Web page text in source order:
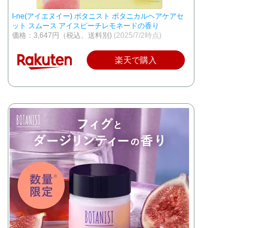
I-ne(アイエヌイー) ボタニスト ボタニカルヘアケアセ
ット スムース アイスピーチレモネードの香り
価格：3,647円（税込、送料別) (2025/7/2時点)
楽天で購入